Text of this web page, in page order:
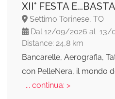
XII° FESTA
Settimo Torinese, TO
Dal 12/09/2026 al 13/
Distance: 24,8 km
Bancarelle, Aerografia,
con PelleNera, il mondo
... continua: >